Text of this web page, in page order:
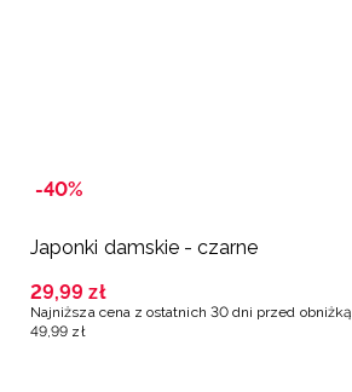
-40%
Japonki damskie - czarne
29,99 zł
Najniższa cena z ostatnich 30 dni przed obniżką
49 ,99 zł